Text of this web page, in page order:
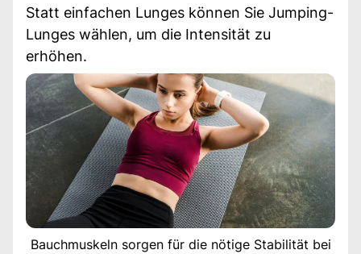
Statt einfachen Lunges können Sie Jumping-
Lunges wählen, um die Intensität zu
erhöhen.
Bauchmuskeln sorgen für die nötige Stabilität bei